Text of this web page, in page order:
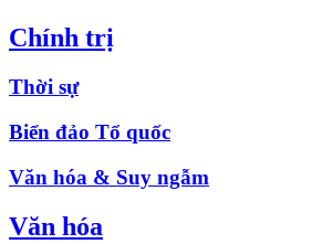
Chính trị
Thời sự
Biển đảo Tổ quốc
Văn hóa & Suy ngẫm
Văn hóa